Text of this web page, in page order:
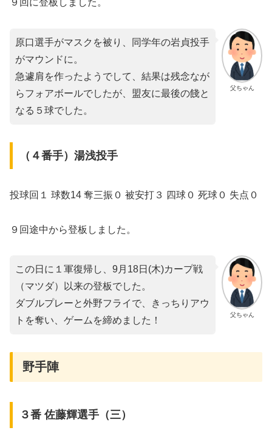
９回に登板しました。
父ちゃん
原口選手がマスクを被り、同学年の岩貞投手
がマウンドに。
急遽肩を作ったようでして、結果は残念なが
らフォアボールでしたが、盟友に最後の餞と
なる５球でした。
（４番手）湯浅投手
投球回１ 球数14 奪三振０ 被安打３ 四球０ 死球０ 失点０
９回途中から登板しました。
父ちゃん
この日に１軍復帰し、9月18日(木)カープ戦
（マツダ）以来の登板でした。
ダブルプレーと外野フライで、きっちりアウ
トを奪い、ゲームを締めました！
野手陣
３番 佐藤輝選手（三）